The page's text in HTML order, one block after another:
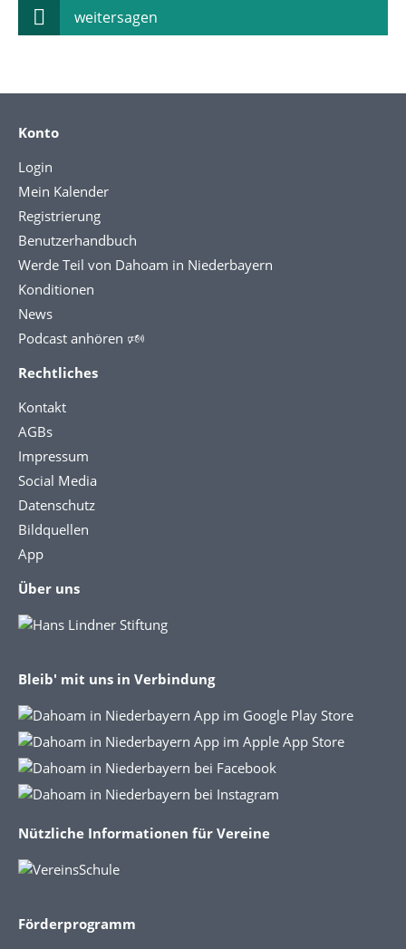
weitersagen
Konto
Login
Mein Kalender
Registrierung
Benutzerhandbuch
Werde Teil von Dahoam in Niederbayern
Konditionen
News
Podcast anhören 🕬
Rechtliches
Kontakt
AGBs
Impressum
Social Media
Datenschutz
Bildquellen
App
Über uns
Bleib' mit uns in Verbindung
Nützliche Informationen für Vereine
Förderprogramm